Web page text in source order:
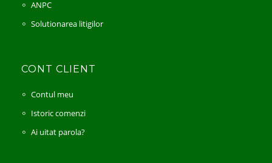
ANPC
Solutionarea litigilor
CONT CLIENT
Contul meu
Istoric comenzi
Ai uitat parola?